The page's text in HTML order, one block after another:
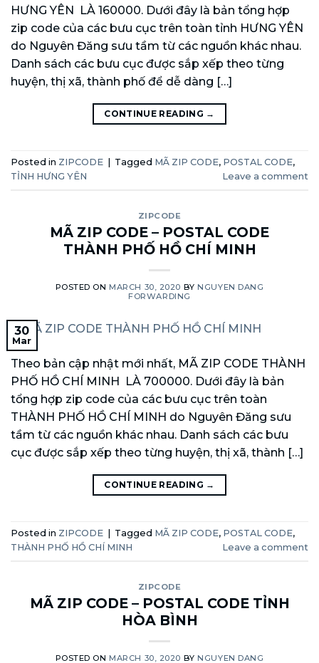
HƯNG YÊN LÀ 160000. Dưới đây là bản tổng hợp
zip code của các bưu cục trên toàn tỉnh HƯNG YÊN
do Nguyên Đăng sưu tầm từ các nguồn khác nhau.
Danh sách các bưu cục được sắp xếp theo từng
huyện, thị xã, thành phố để dễ dàng […]
CONTINUE READING →
Posted in ZIPCODE Tagged MÃ ZIP CODE, POSTAL CODE,
TỈNH HƯNG YÊN
Leave a comment
ZIPCODE
MÃ ZIP CODE – POSTAL CODE
THÀNH PHỐ HỒ CHÍ MINH
POSTED ON MARCH 30, 2020 BY NGUYEN DANG
FORWARDING
30
Mar
Theo bản cập nhật mới nhất, MÃ ZIP CODE THÀNH
PHỐ HỒ CHÍ MINH LÀ 700000. Dưới đây là bản
tổng hợp zip code của các bưu cục trên toàn
THÀNH PHỐ HỒ CHÍ MINH do Nguyên Đăng sưu
tầm từ các nguồn khác nhau. Danh sách các bưu
cục được sắp xếp theo từng huyện, thị xã, thành […]
CONTINUE READING →
Posted in ZIPCODE Tagged MÃ ZIP CODE, POSTAL CODE,
THÀNH PHỐ HỒ CHÍ MINH
Leave a comment
ZIPCODE
MÃ ZIP CODE – POSTAL CODE TỈNH
HÒA BÌNH
POSTED ON MARCH 30, 2020 BY NGUYEN DANG